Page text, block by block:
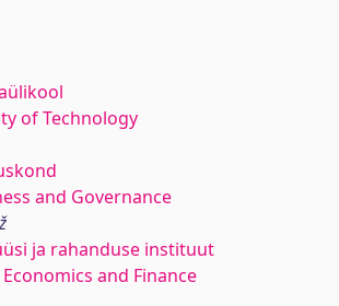
of Technology
and Governance
ja rahanduse instituut
and Finance